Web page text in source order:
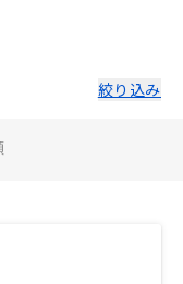
絞り込み